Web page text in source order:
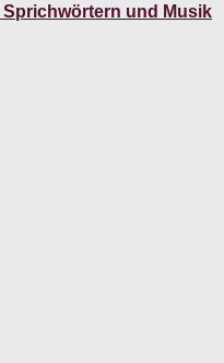
und Musik